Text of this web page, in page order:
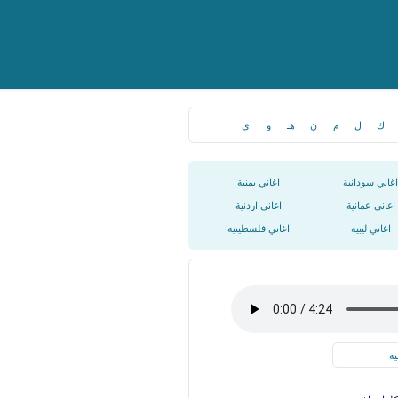
ك ل م ن هـ و ي
اغاني سودانية اغاني يمنية
اغاني عمانية اغاني اردنية
اغاني ليبيه اغاني فلسطينيه